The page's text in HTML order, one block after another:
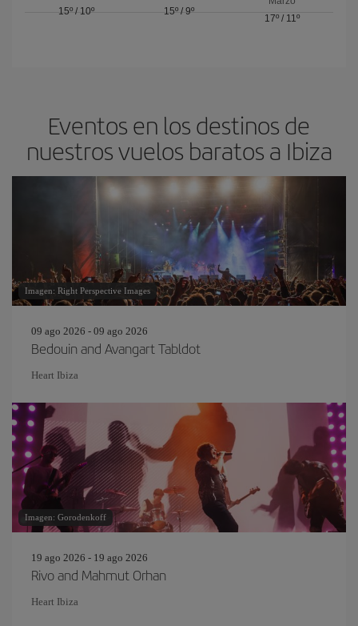
15º/ 10º
15º / 9º
17º/ 11º
Eventos en los destinos de
nuestros vuelos baratos a Ibiza
Imagen: Right Perspective Images
09 ago 2026 - 09 ago 2026
Bedouin and Avangart Tabldot
Heart Ibiza
Imagen: Gorodenkoff
19 ago 2026 - 19 ago 2026
Rivo and Mahmut Orhan
Heart Ibiza